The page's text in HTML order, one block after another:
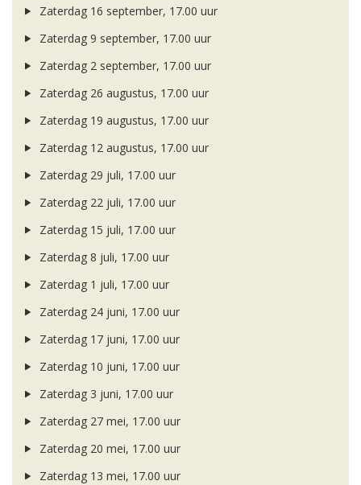
Zaterdag 16 september, 17.00 uur
Zaterdag 9 september, 17.00 uur
Zaterdag 2 september, 17.00 uur
Zaterdag 26 augustus, 17.00 uur
Zaterdag 19 augustus, 17.00 uur
Zaterdag 12 augustus, 17.00 uur
Zaterdag 29 juli, 17.00 uur
Zaterdag 22 juli, 17.00 uur
Zaterdag 15 juli, 17.00 uur
Zaterdag 8 juli, 17.00 uur
Zaterdag 1 juli, 17.00 uur
Zaterdag 24 juni, 17.00 uur
Zaterdag 17 juni, 17.00 uur
Zaterdag 10 juni, 17.00 uur
Zaterdag 3 juni, 17.00 uur
Zaterdag 27 mei, 17.00 uur
Zaterdag 20 mei, 17.00 uur
Zaterdag 13 mei, 17.00 uur